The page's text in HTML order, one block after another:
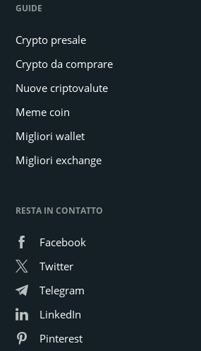
GUIDE
Crypto presale
Crypto da comprare
Nuove criptovalute
Meme coin
Migliori wallet
Migliori exchange
RESTA IN CONTATTO
Facebook
Twitter
Telegram
LinkedIn
Pinterest